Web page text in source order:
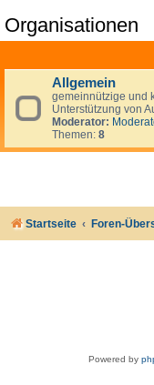
Organisationen
Allgemein
gemeinnützige und
Unterstützung von
Moderator:
Themen: 8
Startseite Foren-
Powered by